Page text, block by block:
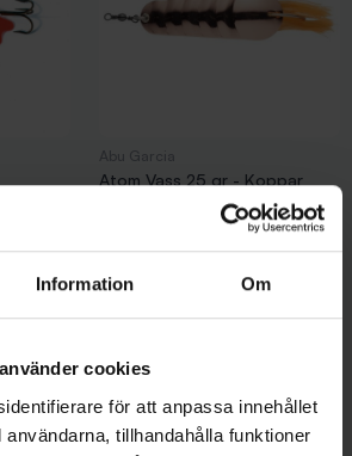
Information Om
cookies
för att anpassa innehållet
tillhandahålla funktioner
Atom Vass 25 gr - Koppar